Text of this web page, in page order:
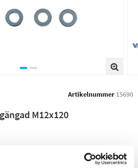
Artikelnummer 15690
M12x120